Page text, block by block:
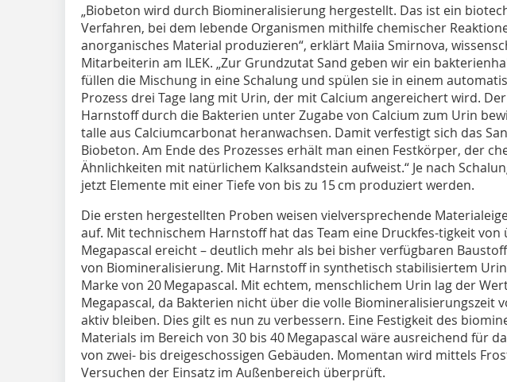
„Biobeton wird durch Biomineralisierung hergestellt. Das ist ein
Verfahren, bei dem lebende Organismen mithilfe chemischer
anorganisches Material produzieren“, erklärt Maiia Smirnova,
Mitarbeiterin am ILEK. „Zur Grundzutat Sand geben wir ein
füllen die Mischung in eine Schalung und spülen sie in einem
Prozess drei Tage lang mit Urin, der mit Calcium angereichert wird.
Harnstoff durch die Bakterien unter Zugabe von Calcium zum Urin
talle aus Calciumcarbonat heranwachsen. Damit verfestigt sich das
Biobeton. Am Ende des Prozesses erhält man einen Festkörper, der
Ähnlichkeiten mit natürli­chem Kalksandstein aufweist.“ Je nach
jetzt Elemente mit einer Tiefe von bis zu 15 cm produziert werden.
Die ersten hergestellten Proben weisen vielversprechende
auf. Mit technischem Harnstoff hat das Team eine Druckfes-tigkeit von
Megapascal ereicht – deutlich mehr als bei bisher verfügbaren
von Biomineralisierung. Mit Harnstoff in synthetisch stabilisiertem
Marke von 20 Megapascal. Mit echtem, menschlichem Urin lag der
Megapascal, da Bakterien nicht über die volle Biomineralisierungszeit
aktiv bleiben. Dies gilt es nun zu verbessern. Eine Festigkeit des
Materials im Bereich von 30 bis 40 Megapascal wäre ausreichend für
von zwei- bis dreigeschossigen Gebäuden. Momentan ­wird mittels
Versuchen der Einsatz im Außenbereich überprüft.